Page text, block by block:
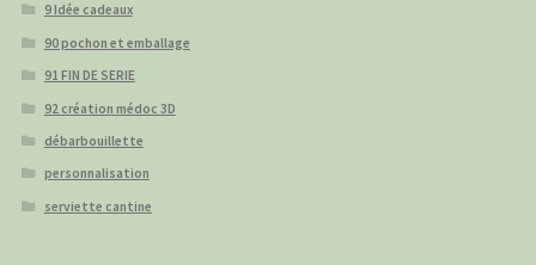
9 Idée cadeaux
90 pochon et emballage
91 FIN DE SERIE
92 création médoc 3D
débarbouillette
personnalisation
serviette cantine